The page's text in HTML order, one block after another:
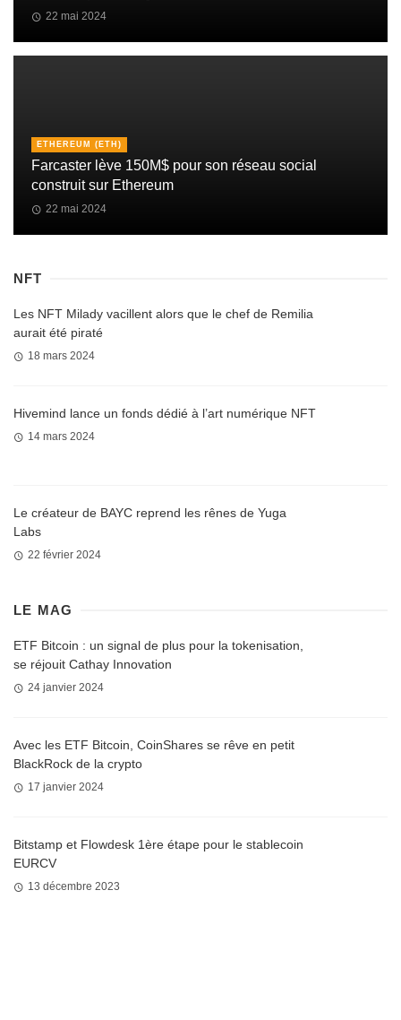
22 mai 2024
ETHEREUM (ETH)
Farcaster lève 150M$ pour son réseau social
construit sur Ethereum
22 mai 2024
NFT
Les NFT Milady vacillent alors que le chef de Remilia
aurait été piraté
18 mars 2024
Hivemind lance un fonds dédié à l’art numérique NFT
14 mars 2024
Le créateur de BAYC reprend les rênes de Yuga
Labs
22 février 2024
LE MAG
ETF Bitcoin : un signal de plus pour la tokenisation,
se réjouit Cathay Innovation
24 janvier 2024
Avec les ETF Bitcoin, CoinShares se rêve en petit
BlackRock de la crypto
17 janvier 2024
Bitstamp et Flowdesk 1ère étape pour le stablecoin
EURCV
13 décembre 2023